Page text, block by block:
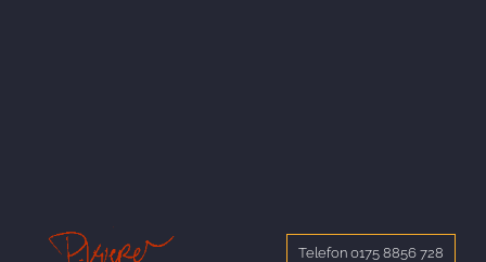
Telefon 0175 8856 728